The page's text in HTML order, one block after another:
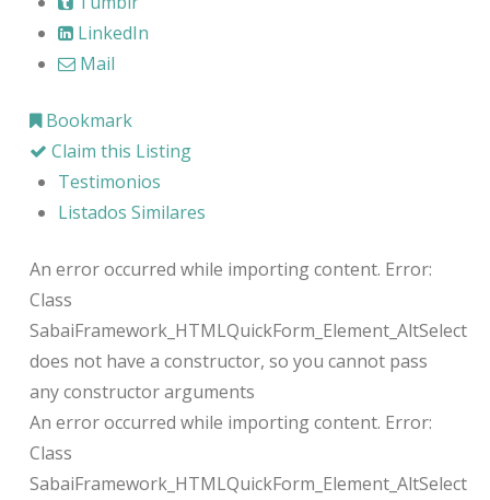
LinkedIn
Mail
Bookmark
Claim this Listing
Testimonios
Listados Similares
An error occurred while importing content. Error:
Class
SabaiFramework_HTMLQuickForm_Element_AltSelect
does not have a constructor, so you cannot pass
any constructor arguments
An error occurred while importing content. Error:
Class
SabaiFramework_HTMLQuickForm_Element_AltSelect